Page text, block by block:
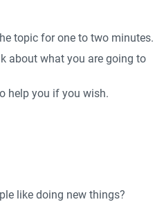
topic for one to two minutes.
about what you are going to
help you if you wish.
like doing new things?